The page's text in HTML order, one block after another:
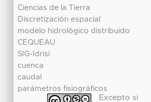
Ciencias de la Tierra
Discretización espacial
modelo hidrológico distribuido
CEQUEAU
SIG-Idrisi
cuenca
caudal
parámetros fisiográficos
Excepto si